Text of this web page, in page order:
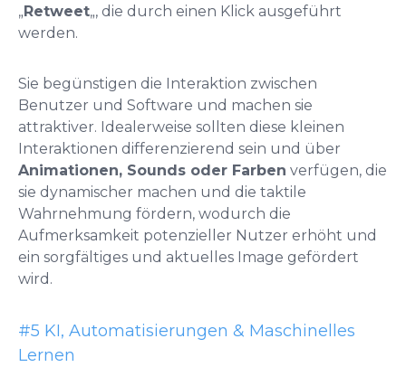
„ Retweet„, die durch einen Klick ausgeführt
werden.
Sie begünstigen die Interaktion zwischen
Benutzer und Software und machen sie
attraktiver. Idealerweise sollten diese kleinen
Interaktionen differenzierend sein und über
Animationen, Sounds oder Farben verfügen, die
sie dynamischer machen und die taktile
Wahrnehmung fördern, wodurch die
Aufmerksamkeit potenzieller Nutzer erhöht und
ein sorgfältiges und aktuelles Image gefördert
wird.
#5 KI, Automatisierungen & Maschinelles
Lernen